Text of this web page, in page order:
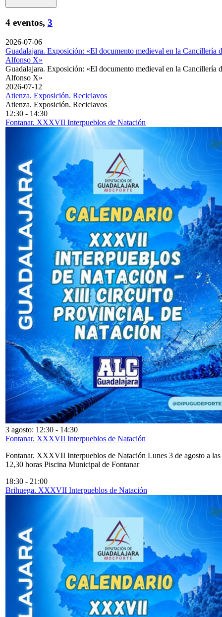
4 eventos, 3
2026-07-06
Guadalajara. Exposición: «El documento medieval en la Cancillería
Alfonso X»
Guadalajara. Exposición: «El documento medieval en la Cancillería
Alfonso X»
2026-07-12
Atienza. Exposición. Reciclavos
Atienza. Exposición. Reciclavos
12:30 - 14:30
Fontanar. XXXVII Interpueblos de Natación
3 agosto: 12:30 - 14:30
Fontanar. XXXVII Interpueblos de Natación
Fontanar. XXXVII Interpueblos de Natación Lunes 3 de agosto a las
12,30 horas Piscina Municipal de Fontanar
18:30 - 21:00
Brihuega. XXXVII Interpueblos de Natación